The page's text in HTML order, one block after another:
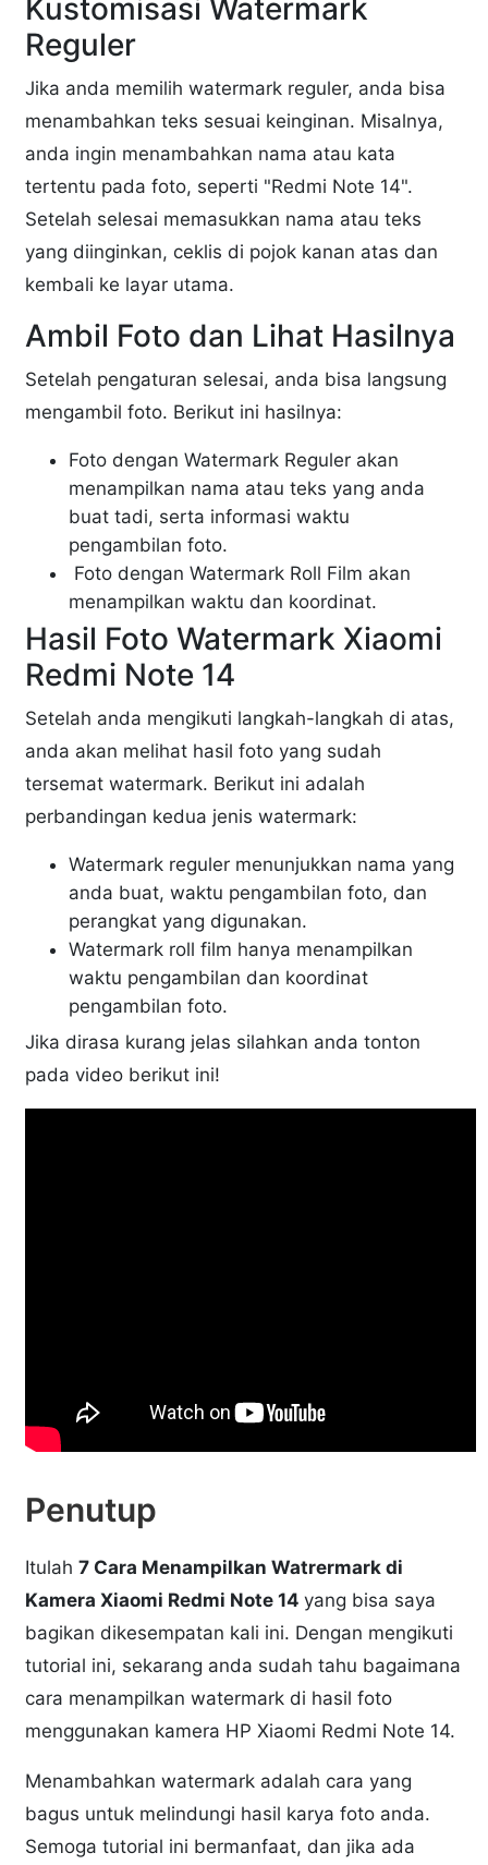
Kustomisasi Watermark
Reguler
Jika anda memilih watermark reguler, anda bisa
menambahkan teks sesuai keinginan. Misalnya,
anda ingin menambahkan nama atau kata
tertentu pada foto, seperti "Redmi Note 14".
Setelah selesai memasukkan nama atau teks
yang diinginkan, ceklis di pojok kanan atas dan
kembali ke layar utama.
Ambil Foto dan Lihat Hasilnya
Setelah pengaturan selesai, anda bisa langsung
mengambil foto. Berikut ini hasilnya:
Foto dengan Watermark Reguler akan
menampilkan nama atau teks yang anda
buat tadi, serta informasi waktu
pengambilan foto.
Foto dengan Watermark Roll Film akan
menampilkan waktu dan koordinat.
Hasil Foto Watermark Xiaomi
Redmi Note 14
Setelah anda mengikuti langkah-langkah di atas,
anda akan melihat hasil foto yang sudah
tersemat watermark. Berikut ini adalah
perbandingan kedua jenis watermark:
Watermark reguler menunjukkan nama yang
anda buat, waktu pengambilan foto, dan
perangkat yang digunakan.
Watermark roll film hanya menampilkan
waktu pengambilan dan koordinat
pengambilan foto.
Jika dirasa kurang jelas silahkan anda tonton
pada video berikut ini!
Penutup
Itulah7 Cara Menampilkan Watrermark di
Kamera Xiaomi Redmi Note 14yang bisa saya
bagikan dikesempatan kali ini. Dengan mengikuti
tutorial ini, sekarang anda sudah tahu bagaimana
cara menampilkan watermark di hasil foto
menggunakan kamera HP Xiaomi Redmi Note 14.
Menambahkan watermark adalah cara yang
bagus untuk melindungi hasil karya foto anda.
Semoga tutorial ini bermanfaat, dan jika ada